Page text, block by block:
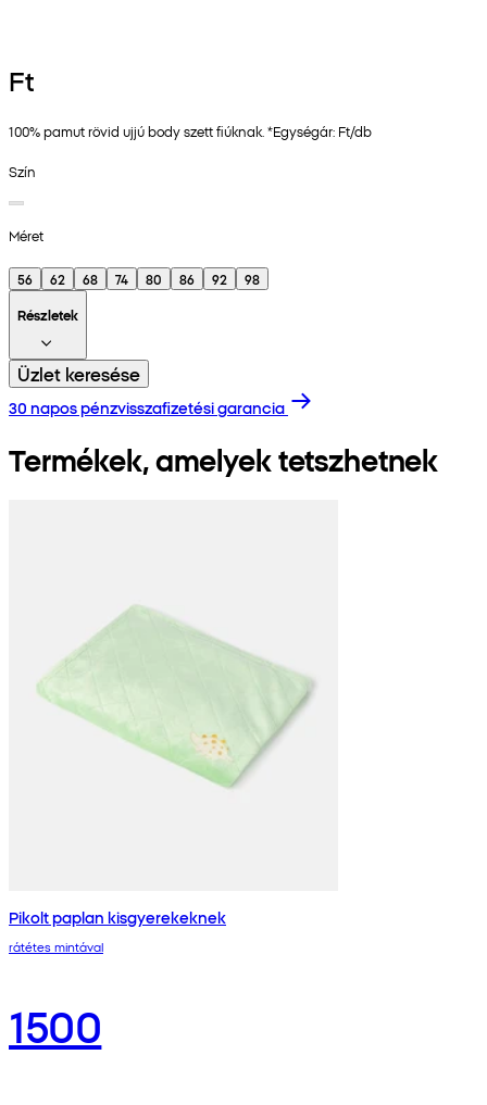
Ft
100% pamut rövid ujjú body szett fiúknak. *Egységár: Ft/db
Szín
Méret
56 62 68 74 80 86 92
98
Részletek
Üzlet keresése
30 napos pénzvisszafizetési garancia
Termékek, amelyek tetszhetnek
Pikolt paplan kisgyerekeknek
rátétes mintával
1500